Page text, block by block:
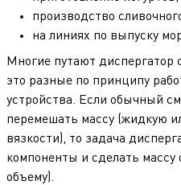
производство
на линиях по выпуску
Многие путают
это разные по принципу
устройства. Если обычный
перемешать массу (жидкую
вязкости), то задача
компоненты и сделать массу
объему).